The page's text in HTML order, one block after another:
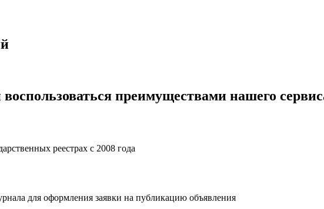
преимуществами нашего
реестрах с 2008 года
для оформления заявки на публикацию объявления